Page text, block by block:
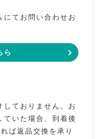
てお問い合わせお
ら
しておりません。お
ていた場合、到着後
ば返品交換を承り